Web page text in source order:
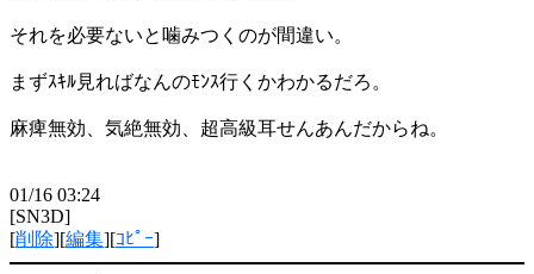
それを必要ないと噛みつくのが間違い。
まずｽｷﾙ見ればなんのﾓﾝｽ行くかわかるだろ。
麻痺無効、気絶無効、超高級耳せんあんだからね。
01/16 03:24
[SN3D]
[削除][編集][ｺﾋﾟｰ]